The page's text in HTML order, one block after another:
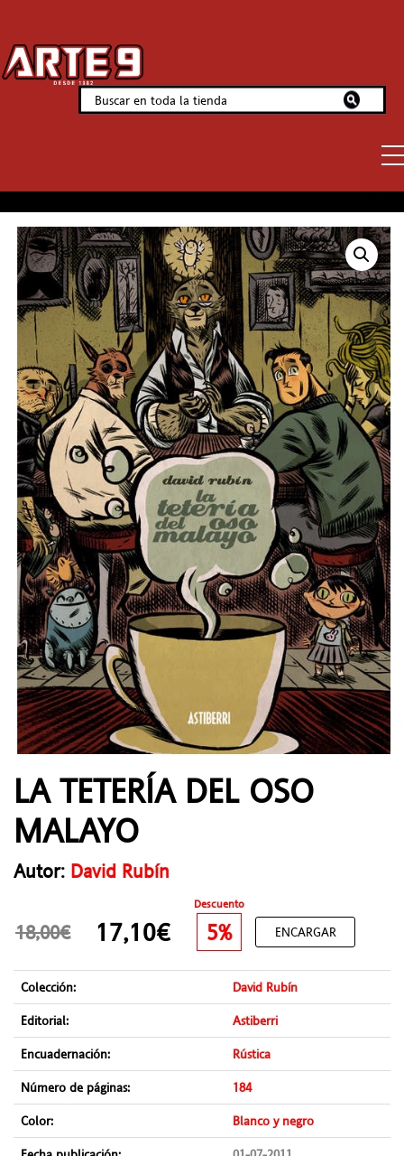
LA TETERÍA DEL OSO
MALAYO
Autor: David Rubín
Descuento
18,00€ 17,10€ 5% ENCARGAR
Colección:
David Rubín
Editorial:
Astiberri
Encuadernación:
Rústica
Número de páginas:
184
Color:
Blanco y negro